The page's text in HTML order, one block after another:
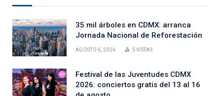
35 mil árboles en CDMX: arranca
Jornada Nacional de Reforestación
AGOSTO 6, 2026 5VISTAS
Festival de las Juventudes CDMX
2026: conciertos gratis del 13 al 16